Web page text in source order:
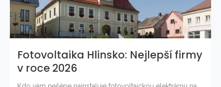
Fotovoltaika Hlinsko: Nejlepší firmy
v roce 2026